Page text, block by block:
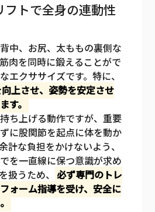
フトで全身の連動性
中、お尻、太ももの裏側な
肉を同時に鍛えることがで
エクササイズです。特に、
上させ、姿勢を安定させ
す。
ち上げる動作ですが、重要
に股関節を起点に体を動か
計な負担をかけないよう、
を一直線に保つ意識が求め
扱うため、 必ず専門のトレ
ォーム指導を受け、安全に